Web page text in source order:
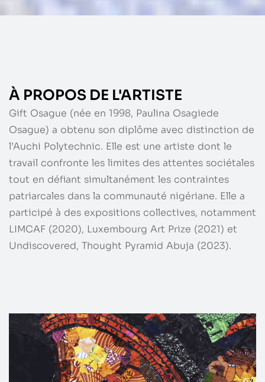
À PROPOS DE L'ARTISTE
Gift Osague (née en 1998, Paulina Osagiede
Osague) a obtenu son diplôme avec distinction de
l’Auchi Polytechnic. Elle est une artiste dont le
travail confronte les limites des attentes sociétales
tout en défiant simultanément les contraintes
patriarcales dans la communauté nigériane. Elle a
participé à des expositions collectives, notamment
LIMCAF (2020), Luxembourg Art Prize (2021) et
Undiscovered, Thought Pyramid Abuja (2023).